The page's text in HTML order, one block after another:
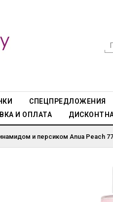
СПЕЦПРЕДЛОЖЕНИЯ
И ОПЛАТА
и персиком Anua Peach